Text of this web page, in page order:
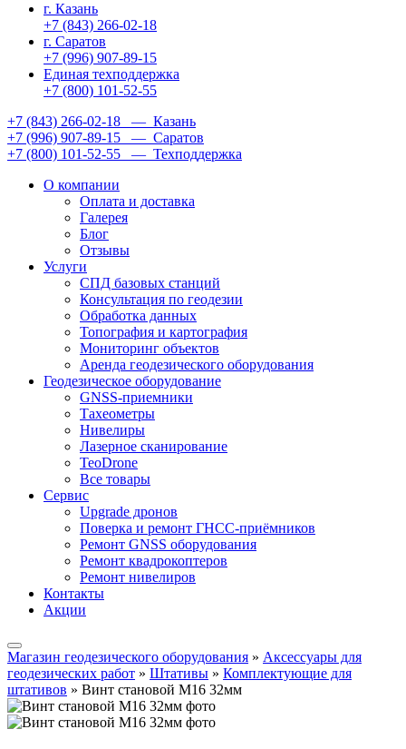
г. Казань
+7 (843) 266-02-18
г. Саратов
+7 (996) 907-89-15
Единая техподдержка
+7 (800) 101-52-55
+7 (843) 266-02-18 — Казань
+7 (996) 907-89-15 — Саратов
+7 (800) 101-52-55 — Техподдержка
О компании
Оплата и доставка
Галерея
Блог
Отзывы
Услуги
СПД базовых станций
Консультация по геодезии
Обработка данных
Топография и картография
Мониторинг объектов
Аренда геодезического оборудования
Геодезическое оборудование
GNSS-приемники
Тахеометры
Нивелиры
Лазерное сканирование
TeoDrone
Все товары
Сервис
Upgrade дронов
Поверка и ремонт ГНСС-приёмников
Ремонт GNSS оборудования
Ремонт квадрокоптеров
Ремонт нивелиров
Контакты
Акции
Магазин геодезического оборудования » Аксессуары для
геодезических работ » Штативы » Комплектующие для
штативов » Винт становой M16 32мм